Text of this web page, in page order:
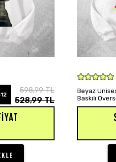
598,99 TL
528,99 TL
Beyaz
Baskılı
Sweatshirt